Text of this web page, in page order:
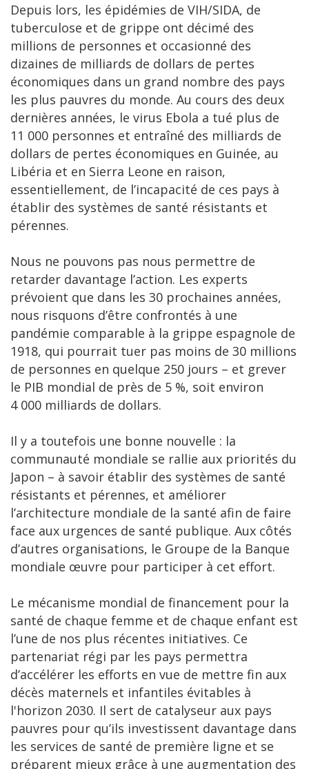
Depuis lors, les épidémies de VIH/SIDA, de
tuberculose et de grippe ont décimé des
millions de personnes et occasionné des
dizaines de milliards de dollars de pertes
économiques dans un grand nombre des pays
les plus pauvres du monde. Au cours des deux
dernières années, le virus Ebola a tué plus de
11 000 personnes et entraîné des milliards de
dollars de pertes économiques en Guinée, au
Libéria et en Sierra Leone en raison,
essentiellement, de l’incapacité de ces pays à
établir des systèmes de santé résistants et
pérennes.
Nous ne pouvons pas nous permettre de
retarder davantage l’action. Les experts
prévoient que dans les 30 prochaines années,
nous risquons d’être confrontés à une
pandémie comparable à la grippe espagnole de
1918, qui pourrait tuer pas moins de 30 millions
de personnes en quelque 250 jours – et grever
le PIB mondial de près de 5 %, soit environ
4 000 milliards de dollars.
Il y a toutefois une bonne nouvelle : la
communauté mondiale se rallie aux priorités du
Japon – à savoir établir des systèmes de santé
résistants et pérennes, et améliorer
l’architecture mondiale de la santé afin de faire
face aux urgences de santé publique. Aux côtés
d’autres organisations, le Groupe de la Banque
mondiale œuvre pour participer à cet effort.
Le mécanisme mondial de financement pour la
santé de chaque femme et de chaque enfant est
l’une de nos plus récentes initiatives. Ce
partenariat régi par les pays permettra
d’accélérer les efforts en vue de mettre fin aux
décès maternels et infantiles évitables à
l'horizon 2030. Il sert de catalyseur aux pays
pauvres pour qu’ils investissent davantage dans
les services de santé de première ligne et se
préparent mieux grâce à une augmentation des